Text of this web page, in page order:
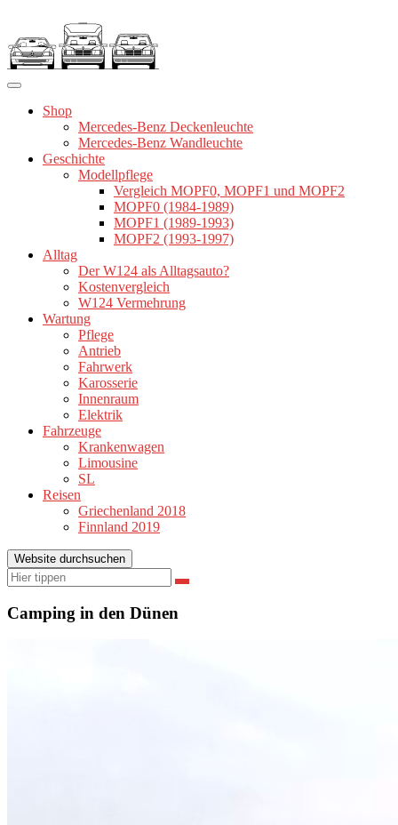
springen
Shop
Mercedes-Benz Deckenleuchte
Mercedes-Benz Wandleuchte
Geschichte
Modellpflege
Vergleich MOPF0, MOPF1 und MOPF2
MOPF0 (1984-1989)
MOPF1 (1989-1993)
MOPF2 (1993-1997)
Alltag
Der W124 als Alltagsauto?
Kostenvergleich
W124 Vermehrung
Wartung
Pflege
Antrieb
Fahrwerk
Karosserie
Innenraum
Elektrik
Fahrzeuge
Krankenwagen
Limousine
SL
Reisen
Griechenland 2018
Finnland 2019
Website durchsuchen
Suchen
nach:
Suchen
Camping in den Dünen